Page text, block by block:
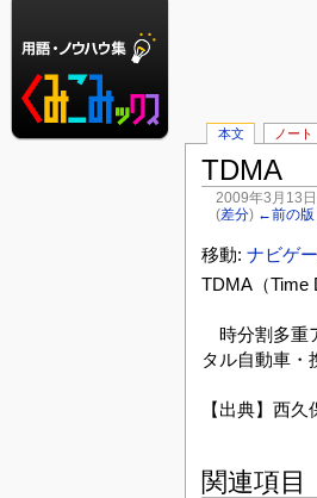
TDMA
2009年3月13
(差分) ←前の版
移動: ナビゲ
TDMA（Time
時分割多重
タル自動車・
【出典】西
関連項目
本文 ノート